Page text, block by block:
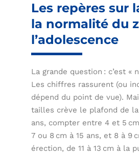
Les repères sur
la normalité du
l’adolescence
La grande question : c’est «
Les chiffres rassurent (ou
dépend du point de vue).
tailles crève le plafond de la
ans, compter entre 4 et 5
7 ou 8 cm à 15 ans, et 8 à 9
érection, de 11 à 13 cm à la